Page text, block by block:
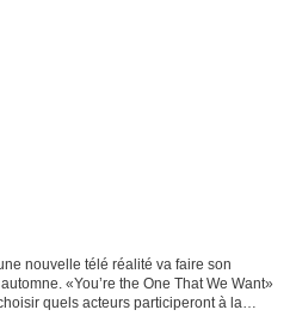
nouvelle télé réalité va faire son
«You’re the One That We Want»
quels acteurs participeront à la